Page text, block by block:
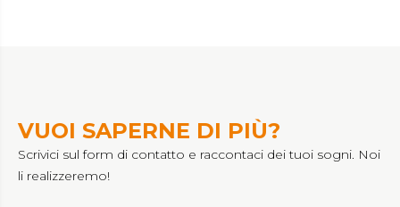
VUOI SAPERNE DI PIÙ?
Scrivici sul form di contatto e raccontaci dei tuoi sogni. Noi
li realizzeremo!